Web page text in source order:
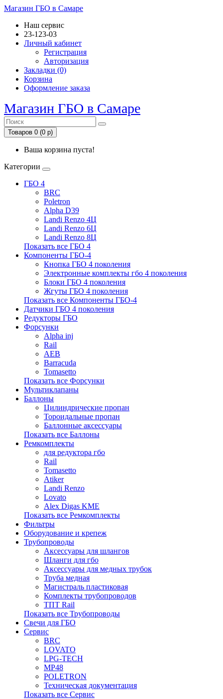
Магазин ГБО в Самаре
Наш сервис
23-123-03
Личный кабинет
Регистрация
Авторизация
Закладки (0)
Корзина
Оформление заказа
Магазин ГБО в Самаре
Товаров 0 (0 р)
Ваша корзина пуста!
Категории
ГБО 4
BRC
Poletron
Alpha D39
Landi Renzo 4Ц
Landi Renzo 6Ц
Landi Renzo 8Ц
Показать все ГБО 4
Компоненты ГБО-4
Кнопка ГБО 4 поколения
Электронные комплекты гбо 4 поколения
Блоки ГБО 4 поколения
Жгуты ГБО 4 поколения
Показать все Компоненты ГБО-4
Датчики ГБО 4 поколения
Редукторы ГБО
Форсунки
Alpha inj
Rail
AEB
Barracuda
Tomasetto
Показать все Форсунки
Мультиклапаны
Баллоны
Цилиндрические пропан
Тороидальные пропан
Баллонные аксессуары
Показать все Баллоны
Ремкомплекты
для редуктора гбо
Rail
Tomasetto
Atiker
Landi Renzo
Lovato
Alex Digas KME
Показать все Ремкомплекты
Фильтры
Оборудование и крепеж
Трубопроводы
Аксессуары для шлангов
Шланги для гбо
Аксессуары для медных трубок
Труба медная
Магистраль пластиковая
Комплекты трубопроводов
ТПТ Rail
Показать все Трубопроводы
Свечи для ГБО
Сервис
BRC
LOVATO
LPG-TECH
MP48
POLETRON
Техническая документация
Показать все Сервис